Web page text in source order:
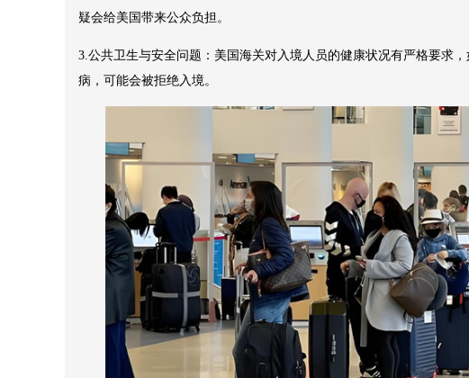
疑会给美国带来公众负担。
3.公共卫生与安全问题：美国海关对入境人员的健康状况有严格要求
病，可能会被拒绝入境。